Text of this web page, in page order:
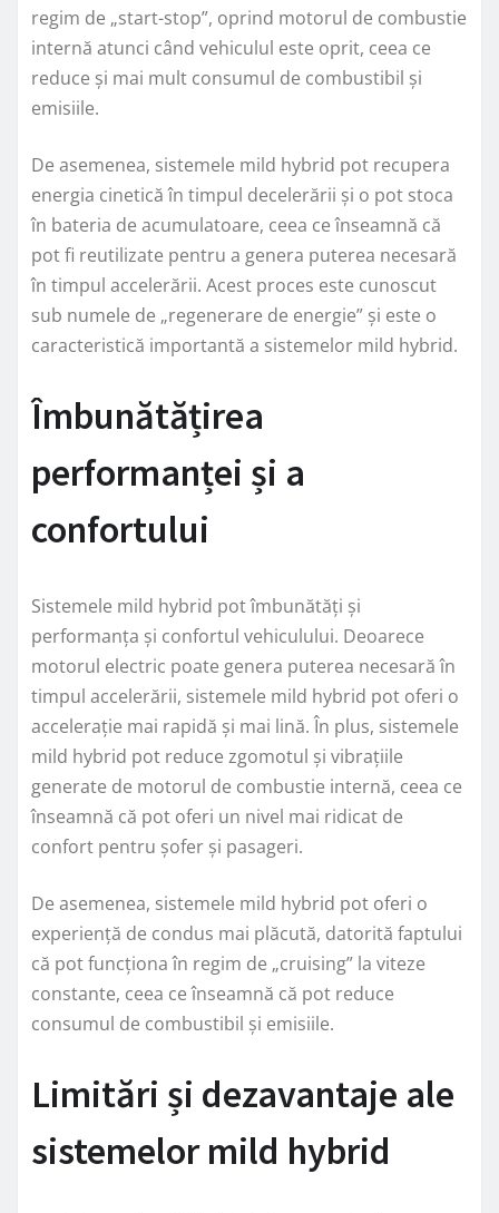
regim de „start-stop”, oprind motorul de combustie
internă atunci când vehiculul este oprit, ceea ce
reduce și mai mult consumul de combustibil și
emisiile.
De asemenea, sistemele mild hybrid pot recupera
energia cinetică în timpul decelerării și o pot stoca
în bateria de acumulatoare, ceea ce înseamnă că
pot fi reutilizate pentru a genera puterea necesară
în timpul accelerării. Acest proces este cunoscut
sub numele de „regenerare de energie” și este o
caracteristică importantă a sistemelor mild hybrid.
Îmbunătățirea
performanței și a
confortului
Sistemele mild hybrid pot îmbunătăți și
performanța și confortul vehiculului. Deoarece
motorul electric poate genera puterea necesară în
timpul accelerării, sistemele mild hybrid pot oferi o
accelerație mai rapidă și mai lină. În plus, sistemele
mild hybrid pot reduce zgomotul și vibrațiile
generate de motorul de combustie internă, ceea ce
înseamnă că pot oferi un nivel mai ridicat de
confort pentru șofer și pasageri.
De asemenea, sistemele mild hybrid pot oferi o
experiență de condus mai plăcută, datorită faptului
că pot funcționa în regim de „cruising” la viteze
constante, ceea ce înseamnă că pot reduce
consumul de combustibil și emisiile.
Limitări și dezavantaje ale
sistemelor mild hybrid